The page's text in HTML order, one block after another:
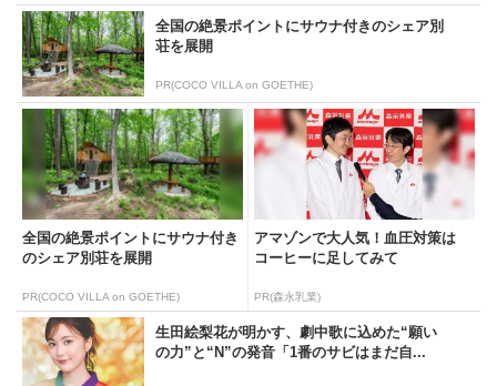
全国の絶景ポイントにサウナ付きのシェア別
荘を展開
PR(COCO VILLA on GOETHE)
全国の絶景ポイントにサウナ付き
のシェア別荘を展開
PR(COCO VILLA on GOETHE)
アマゾンで大人気！血圧対策は
コーヒーに足してみて
PR(森永乳業)
生田絵梨花が明かす、劇中歌に込めた“願い
の力”と“N”の発音「1番のサビはまだ自...